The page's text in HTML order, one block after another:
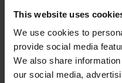
This website uses
We use cookies to
provide social media
We also share
our social media,
Zysk brutto z
Zysk/(strata) z
Koszty finansowe
pomniejszone o
Zysk (strata) za okres